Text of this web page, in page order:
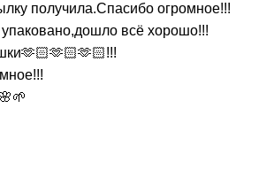
получила.Спасибо огромное!!!
всё хорошо!!!